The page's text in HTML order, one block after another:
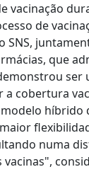
vacinação
de
SNS,
que
ser
cobertura
modelo
numa
vacinas",